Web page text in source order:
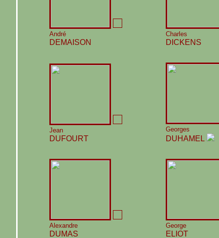
André
DEMAISON
Charles
DICKENS
Jean
DUFOURT
Georges
DUHAMEL
Alexandre
DUMAS
George
ELIOT